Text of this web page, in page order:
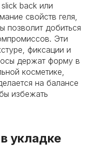
back или
свойств геля,
позволит добиться
Эти
фиксации и
держат форму в
косметике,
на балансе
избежать
укладке